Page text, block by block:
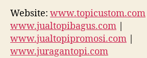
Website: www.topicustom.com
www.jualtopibagus.com |
www.jualtopipromosi.com |
www.juragantopi.com